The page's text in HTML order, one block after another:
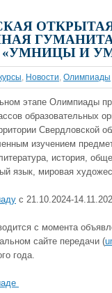
И
, Новости, Олимпиады
этапе Олимпиады
образовательных
Свердловской
изучением
история,
язык, мировая
с 21.10.2024-
с момента
сайте передачи (
года.